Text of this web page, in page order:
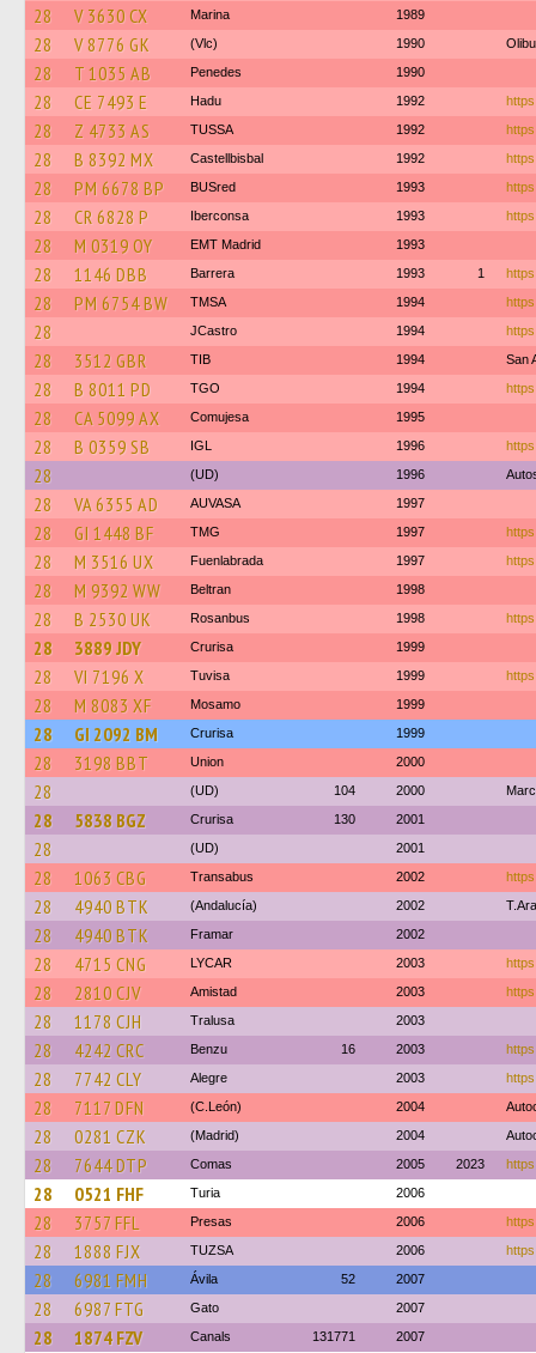
28 V 3630 CX Marina 1989
28 V 8776 GK (Vlc) 1990
28 T 1035 AB Penedes 1990
28 CE 7493 E Hadu 1992
28 Z 4733 AS TUSSA 1992
28 B 8392 MX Castellbisbal 1992
28 PM 6678 BP BUSred 1993
28 CR 6828 P Iberconsa 1993
28 M 0319 OY EMT Madrid 1993
28 1146 DBB Barrera 1993 1
28 PM 6754 BW TMSA 1994
28 JCastro 1994
28 3512 GBR TIB 1994 San
28 B 8011 PD TGO 1994
28 CA 5099 AX Comujesa 1995
28 B 0359 SB IGL 1996
28 (UD) 1996
28 VA 6355 AD AUVASA 1997
28 GI 1448 BF TMG 1997
28 M 3516 UX Fuenlabrada 1997
28 M 9392 WW Beltran 1998
28 B 2530 UK Rosanbus 1998
28 3889 JDY Crurisa 1999
28 VI 7196 X Tuvisa 1999
28 M 8083 XF Mosamo 1999
28 GI 2092 BM Crurisa 1999
28 3198 BBT Union 2000
28 (UD) 104 2000
28 5838 BGZ Crurisa 130 2001
28 (UD) 2001
28 1063 CBG Transabus 2002
28 4940 BTK (Andalucía) 2002
28 4940 BTK Framar 2002
28 4715 CNG LYCAR 2003
28 2810 CJV Amistad 2003
28 1178 CJH Tralusa 2003
28 4242 CRC Benzu 16 2003
28 7742 CLY Alegre 2003
28 7117 DFN (C.León) 2004
28 0281 CZK (Madrid) 2004
28 7644 DTP Comas 2005 2023
28 0521 FHF Turia 2006
28 3757 FFL Presas 2006
28 1888 FJX TUZSA 2006
28 6981 FMH Ávila 52 2007
28 6987 FTG Gato 2007
28 1874 FZV Canals 131771 2007